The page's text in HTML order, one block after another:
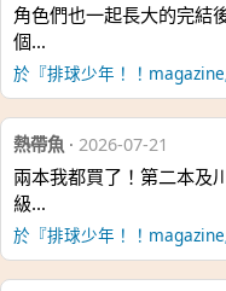
角色們也一起長大的完結
個…
於『排球少年！！magazine
熱帶魚 · 2026-07-21
兩本我都買了！第二本及
級…
於『排球少年！！magazine